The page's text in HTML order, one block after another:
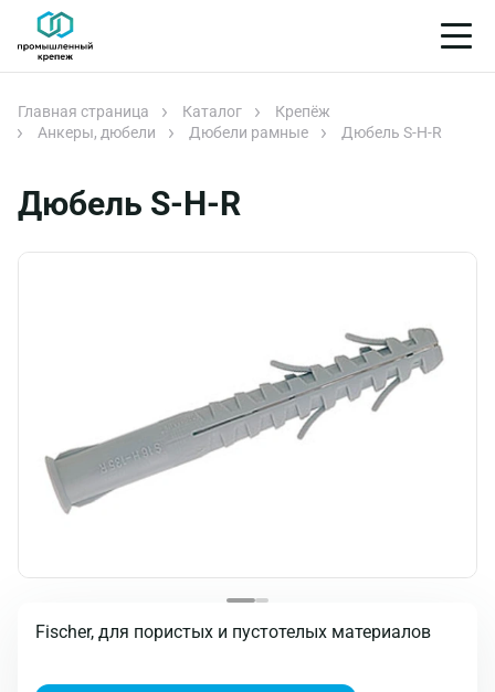
Главная страница Каталог
Крепёж
Анкеры, дюбели
Дюбели рамные Дюбель S-H-R
Дюбель S-H-R
Fischer, для пористых и пустотелых материалов